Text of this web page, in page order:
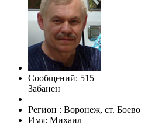
Сообщений: 515
Забанен
Регион : Воронеж, ст. Боево
Имя: Михаил